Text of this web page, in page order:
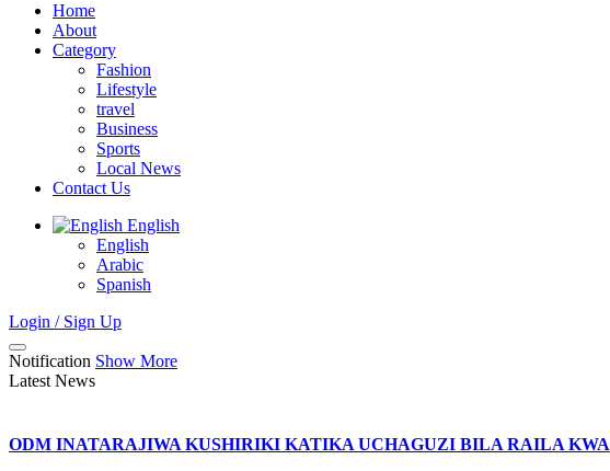
Home
About
Category
Fashion
Lifestyle
travel
Business
Sports
Local News
Contact Us
English
English
Arabic
Spanish
Login / Sign Up
Notification Show More
Latest News
ODM INATARAJIWA KUSHIRIKI KATIKA UCHAGUZI BILA RAILA KWA